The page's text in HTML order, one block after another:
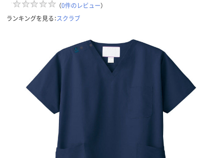
（0件のレビュー）
ランキングを見る：スクラブ